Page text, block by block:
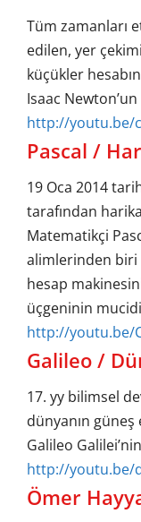
Tüm zamanları
edilen, yer
küçükler
Isaac
http://youtu.be/
Pascal /
19 Oca 2014
tarafından
Matematikçi
alimlerinden biri
hesap
üçgeninin
http://youtu.be/
Galileo /
17. yy bilimsel
dünyanın
Galileo
http://youtu.be/
Ömer